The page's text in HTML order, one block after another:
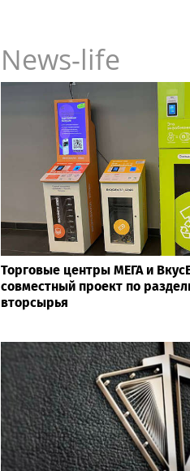
News-life
Торговые центры МЕГА и
совместный проект по
вторсырья